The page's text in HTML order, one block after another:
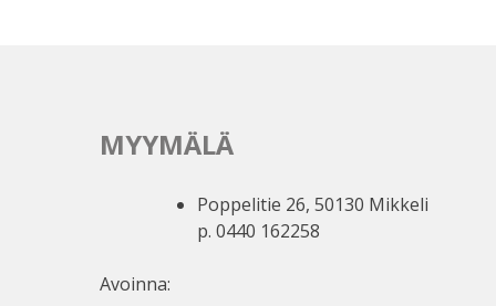
MYYMÄLÄ
Poppelitie 26, 50130 Mikkeli
p. 0440 162258
Avoinna: